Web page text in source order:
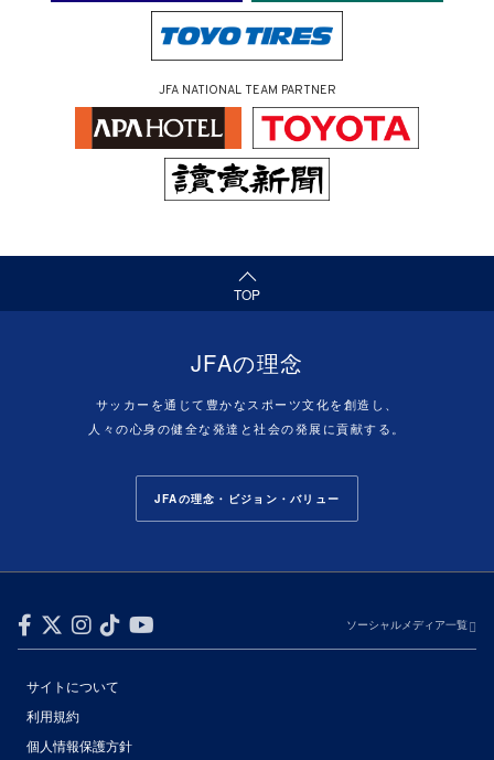
JFA NATIONAL TEAM PARTNER
TOP
JFAの理念
サッカーを通じて豊かなスポーツ文化を創造し、
人々の心身の健全な発達と社会の発展に貢献する。
JFAの理念・ビジョン・バリュー
ソーシャルメディア一覧
サイトについて
利用規約
個人情報保護方針